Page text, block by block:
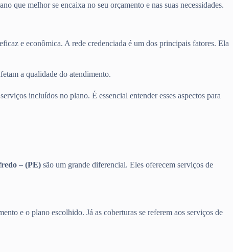
que melhor se encaixa no seu orçamento e nas suas necessidades.
e econômica. A rede credenciada é um dos principais fatores. Ela
a qualidade do atendimento.
incluídos no plano. É essencial entender esses aspectos para
– (PE) são um grande diferencial. Eles oferecem serviços de
e o plano escolhido. Já as coberturas se referem aos serviços de